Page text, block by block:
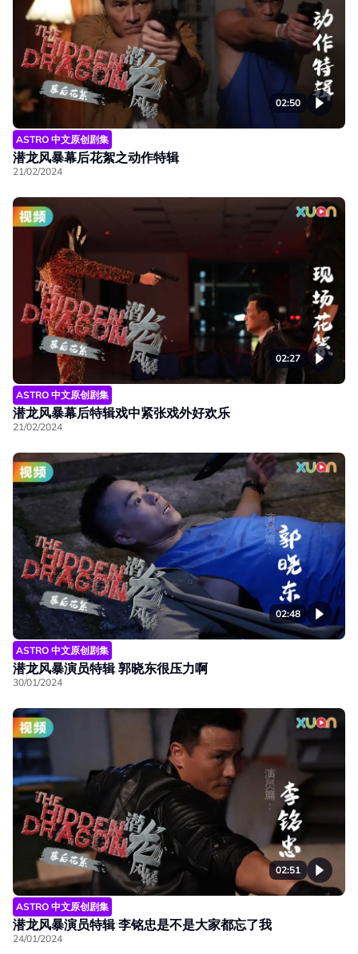
02:50
ASTRO 中文原创剧集
潜龙风暴幕后花絮之动作特辑
21/02/2024
02:27
ASTRO 中文原创剧集
潜龙风暴幕后特辑戏中紧张戏外好欢乐
21/02/2024
02:48
ASTRO 中文原创剧集
潜龙风暴演员特辑 郭晓东很压力啊
30/01/2024
02:51
ASTRO 中文原创剧集
潜龙风暴演员特辑 李铭忠是不是大家都忘了我
24/01/2024